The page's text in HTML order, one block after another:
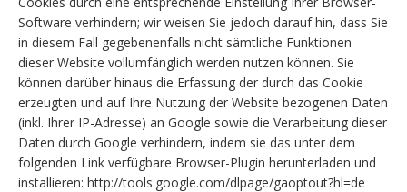
Software verhindern; wir weisen Sie jedoch darauf hin, dass Sie
in diesem Fall gegebenenfalls nicht sämtliche Funktionen
dieser Website vollumfänglich werden nutzen können. Sie
können darüber hinaus die Erfassung der durch das Cookie
erzeugten und auf Ihre Nutzung der Website bezogenen Daten
(inkl. Ihrer IP-Adresse) an Google sowie die Verarbeitung dieser
Daten durch Google verhindern, indem sie das unter dem
folgenden Link verfügbare Browser-Plugin herunterladen und
installieren: http://tools.google.com/dlpage/gaoptout?hl=de